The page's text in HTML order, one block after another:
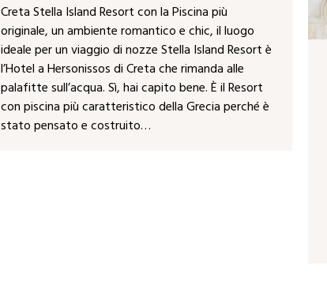
Creta Stella Island Resort con la Piscina più
originale, un ambiente romantico e chic, il luogo
ideale per un viaggio di nozze Stella Island Resort è
l’Hotel a Hersonissos di Creta che rimanda alle
palafitte sull’acqua. Sì, hai capito bene. È il Resort
con piscina più caratteristico della Grecia perché è
stato pensato e costruito…